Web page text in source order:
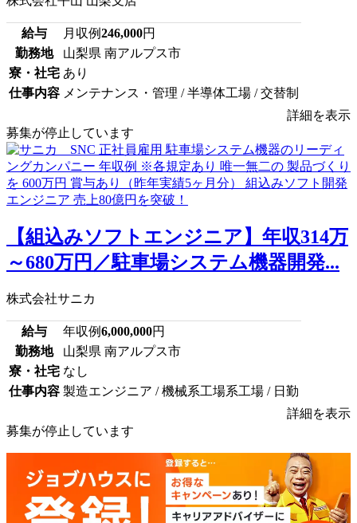
給与 月収例246,000円
勤務地
山梨県 南アルプス市
寮・社宅 あり
仕事内容 メンテナンス・管理 / 半導体工場 / 交替制
詳細を表示
募集が停止しています
【組込みソフトエンジニア】年収314万
～680万円／駐車場システム機器開発...
株式会社サニカ
給与 年収例6,000,000円
勤務地
山梨県 南アルプス市
寮・社宅 なし
仕事内容 製造エンジニア / 機械系工場系工場 / 日勤
詳細を表示
募集が停止しています